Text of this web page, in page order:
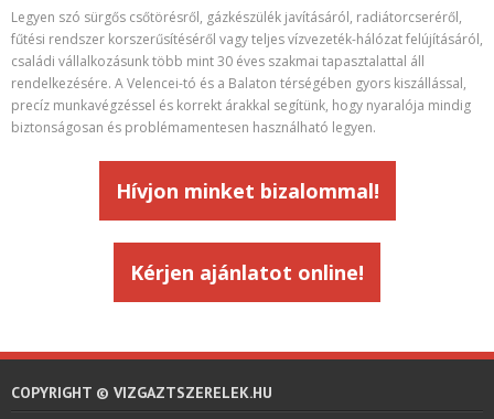
Legyen szó sürgős csőtörésről, gázkészülék javításáról, radiátorcseréről,
fűtési rendszer korszerűsítéséről vagy teljes vízvezeték-hálózat felújításáról,
családi vállalkozásunk több mint 30 éves szakmai tapasztalattal áll
rendelkezésére. A Velencei-tó és a Balaton térségében gyors kiszállással,
precíz munkavégzéssel és korrekt árakkal segítünk, hogy nyaralója mindig
biztonságosan és problémamentesen használható legyen.
Hívjon minket bizalommal!
Kérjen ajánlatot online!
COPYRIGHT © VIZGAZTSZERELEK.HU